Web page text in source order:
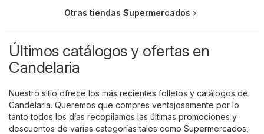
Otras tiendas Supermercados
Últimos catálogos y ofertas en
Candelaria
Nuestro sitio ofrece los más recientes folletos y catálogos de
Candelaria. Queremos que compres ventajosamente por lo
tanto todos los días recopilamos las últimas promociones y
descuentos de varias categorías tales como Supermercados